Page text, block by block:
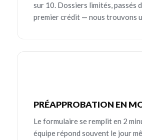
sur 10. Dossiers limités, passés
premier crédit — nous trouvons
PRÉAPPROBATION EN
Le formulaire se remplit en 2
équipe répond souvent le jour